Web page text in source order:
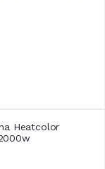
Heatcolor